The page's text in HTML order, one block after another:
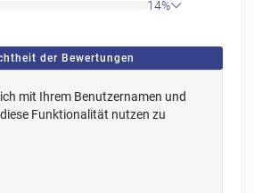
14%
der Bewertungen
mit Ihrem Benutzernamen und
Funktionalität nutzen zu